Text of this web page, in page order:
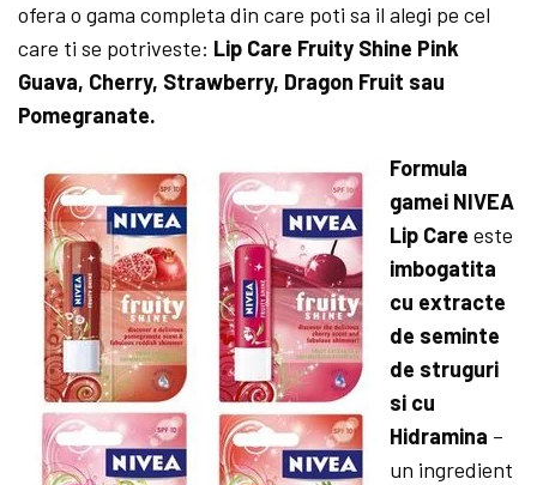
ofera o gama completa din care poti sa il alegi pe cel
care ti se potriveste: Lip Care Fruity Shine Pink
Guava, Cherry, Strawberry, Dragon Fruit sau
Pomegranate.
Formula
gamei NIVEA
Lip Care este
imbogatita
cu extracte
de seminte
de struguri
si cu
Hidramina –
un ingredient